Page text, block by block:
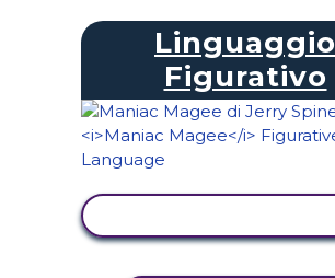
Linguaggio
Figurativo